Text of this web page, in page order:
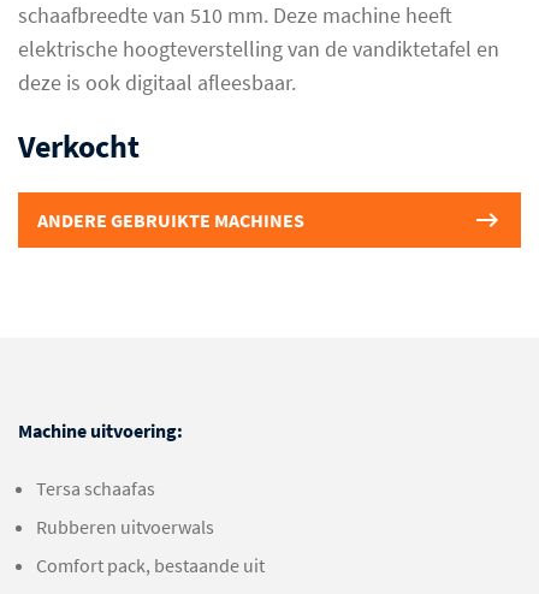
schaafbreedte van 510 mm. Deze machine heeft
elektrische hoogteverstelling van de vandiktetafel en
deze is ook digitaal afleesbaar.
Verkocht
ANDERE GEBRUIKTE MACHINES
Machine uitvoering:
Tersa schaafas
Rubberen uitvoerwals
Comfort pack, bestaande uit